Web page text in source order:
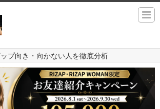
プ向き・向かない人を徹底分析